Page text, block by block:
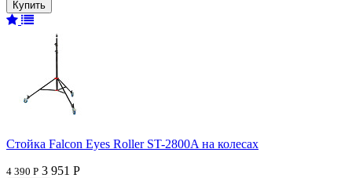
Стойка Falcon Eyes Roller ST-2800A на колесах
4 390 Р 3 951 Р